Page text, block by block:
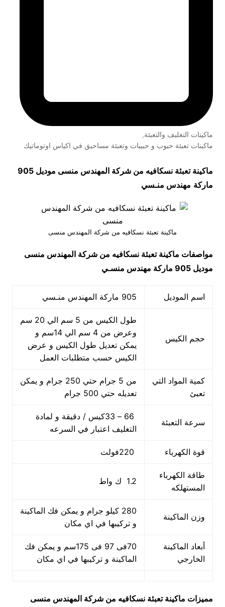
ماكينات التغليف والتعبئة,
ماكينات تعبئة حبوب و حبيبات وتعبئة مساحيق في اكياس اوتوماتيك
ماكينة تعبئة نسكافيه من شركة المهندس منسى موديل 905
ماركة مهندس منـسي
ماكينة تعبئة نسكافيه من شركة المهندس منسى
مواصفات ماكينة تعبئة نسكافيه من شركة المهندس منسى
موديل 905 ماركة مهندس منسـي
اسم الموديل 905 ماركة المهندس منـسي
حجم الكيس
طول الكيس من 5 سم الي 20 سم
وعرض من 4 سم الي 14سم و
يمكن تعديل طول الكيس و عرض
الكيس حسب متطلبات العمل
كمية المواد التي
تعبئ
من 5 جرام حتي 250 جرام و يمكن
تعديله حتي 500 جرام
سرعة التعبئة
66 – 33كيس / دقيقة و لمادة
التغليف اعتبار في السرعه
قوة الكهرباء
طاقة الكهرباء
المستهلكه
1.2 ك واط
وزن الماكينة
280 كيلو جرام و يمكن فك الماكينة
و تركيبها في اي مكان
أبعاد الماكينة
الخارجي
70فى 97 فى 175سم و يمكن فك
الماكينة و تركيبها في اي مكان
مميزات ماكينة تعبئة نسكافيه من شركة المهندس منسى